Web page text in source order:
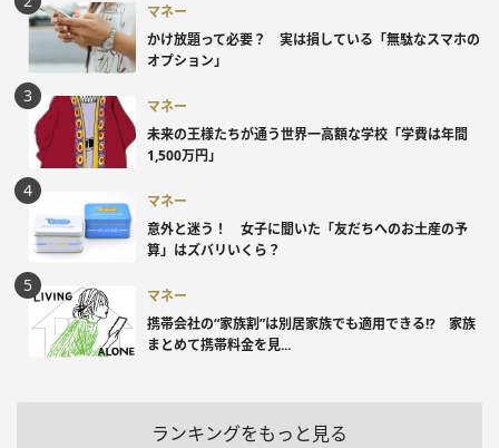
マネー
かけ放題って必要？ 実は損している「無駄なスマホの
オプション」
マネー
未来の王様たちが通う世界一高額な学校「学費は年間
1,500万円」
マネー
意外と迷う！ 女子に聞いた「友だちへのお土産の予
算」はズバリいくら？
マネー
携帯会社の“家族割”は別居家族でも適用できる!? 家族
まとめて携帯料金を見...
ランキングをもっと見る